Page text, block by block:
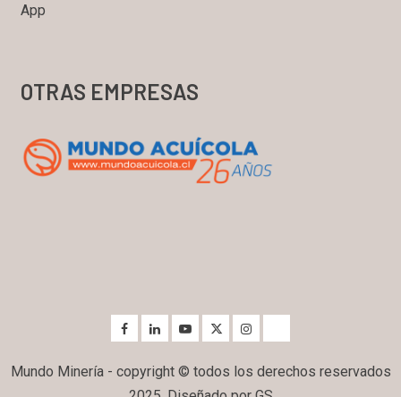
App
OTRAS EMPRESAS
Mundo Minería - copyright © todos los derechos reservados